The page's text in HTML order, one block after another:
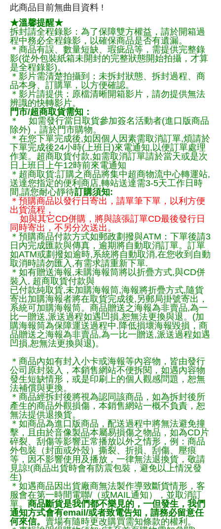
此商品目前無曲目資料 !
★溫馨提醒★
拆封請全程錄影：為了保障雙方權益，請於開箱過
程中務必全程錄影，以確保商品是否有遺漏。
＊商品有誤、數量短缺、瑕疵品等，需提供完整錄
影(從外包裝紙箱未開封的完整狀態開始拍攝，才算
是全程錄影)。
＊影片需清楚拍攝到：未拆封狀態、拆封過程、商
品本身、訂購單，以方便確認。
＊影片請提供：原檔清晰開箱影片，請勿提供無法
辨識的快轉影片。
門市/超商取貨需知：
＊ 如需發行當日取貨參加簽名活動者(進口版商品
除外)，請於門市購物。
＊在您下單完成後,如因個人因素需取消訂單,煩請於
下單完成後24小時(上班日)來電通知,以便訂單處理
作業。超商取貨付款,如需取消訂單請於當天或是次
日上班日上午12時前來電通知
＊超商取貨:訂購之商品將集中超商物流中心轉運站,
送達您指定的便利商店,轉站送達需3-5天工作日時
間,請您耐心靜待訂購須知:
＊預購商品以發行日寄出，請單筆下單，以利方便
出貨流程，
如與其它CD併購，將與該張訂單CD最後發行日
同時寄出，不另分次送出。
＊預購商品付款方式如郵政劃撥與ATM：下單後請3
日內完成匯款與傳真，逾期將自動取消訂單。訂單
如ATM或劃撥如逾時,系統將自動取消,在您收到自動
取消時請勿匯入,有需求請重新下單.
＊如有贈送海報,未購海報筒將以折疊方式,與CD併
裝入, 超商取貨付款與
已付款純取貨,未加購海報筒,海報將折疊方式,隨貨
寄出加購海報者將在取貨完成後,另郵局掛號寄出，
系統可加購海報筒。商品贈送之海報為非賣品,為一
比一贈送,派送過程如遇凹損,恕無法更換與退。(加
購海報筒為保障運送過程中.降低損壞海報毀損，商
品贈送之海報為非賣品,為一比一贈送,派送過程如遇
凹損,恕無法更換與退)。
＊商品內如有封入小卡或海報等內容物，皆由發行
公司原封裝入，本銷售網站不便拆閱，如遇內容物
發生短缺情形，或是印刷上的個人觀感問題，恕無
法補償與更換。
＊商品經拆封後將視為認同該商品，如為拆封後所
產生的商品外觀損傷，本銷售網站一概不負責，恕
無法提供退換貨。
＊如商品為進口版商品，配送過程中將無法避免撞
擊，且由於音像製品本屬易損傷之物品，如為CD片
碎裂、刮傷等影響正常播放以外之情形，例：商品
外包裝（封面或外殼）撕裂、折損、刮傷、壓痕
等，因不影響使用及播放，一律無法退換貨，敬請
見諒!(商品出貨時會有防震包裝，避免以上情況發
生)
＊如遇商品因出貨廠商無法製作導致斷貨情形，客
服會在第一時間電聯/（或MAIL通知），並取消訂
單。 商品斷貨是我們都不樂見的，一但發生，我們
通知方式會有email/或者致電告知，請務必留意任
何來信。 賣場有隨時更改購買需知條款的權利。